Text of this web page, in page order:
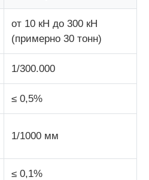
от 10 кН до 300 кН
(примерно 30 тонн)
1/300.000
≤ 0,5%
1/1000 мм
≤ 0,1%